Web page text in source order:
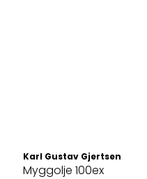
Karl Gustav Gjertsen
Myggolje 100ex